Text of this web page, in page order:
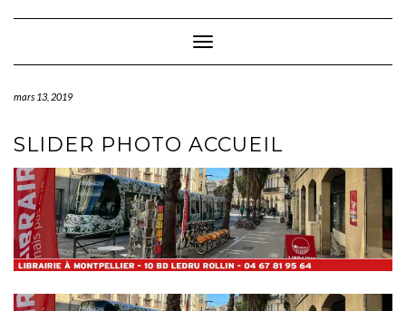
Toggle Navigation
mars 13, 2019
SLIDER PHOTO ACCUEIL